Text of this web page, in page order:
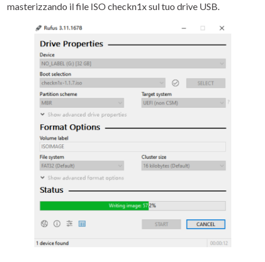
masterizzando il file ISO checkn1x sul tuo drive USB.